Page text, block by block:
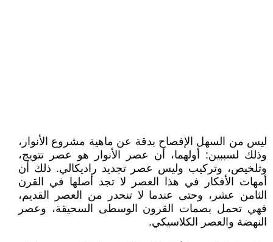
ليس من السهل الإفصاح بدقة عن ماهية مشروع الأنوار،
وذلك لسببين: أولهما، أن عصر الأنوار هو عصر تتويج،
وتلخيص، وتركيب وليس عصر تجديد راديكالي. ذلك أن
أمهات الأفكار في هذا العصر لا تجد أصلها في القرن
الثامن عشر، وحتى عندما لا تنحدر من العصر القديم،
فهي تحمل بصمات القرون الوسطى السحيقة، وعصر
النهضة والعصر الكلاسيكي.